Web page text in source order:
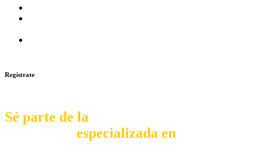
Regístrate
Sé parte de la
especializada en